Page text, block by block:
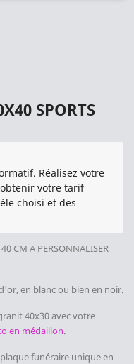
SPORTS
Réalisez votre
votre tarif
choisi et des
CM A PERSONNALISER
en blanc ou bien en noir.
40x30 avec votre
en médaillon.
funéraire unique en